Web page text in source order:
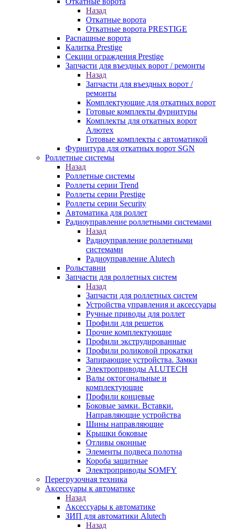
Назад
Откатные ворота
Откатные ворота PRESTIGE
Распашные ворота
Калитка Prestige
Секции ограждения Prestige
Запчасти для въездных ворот / ремонты
Назад
Запчасти для въездных ворот /
ремонты
Комплектующие для откатных ворот
Готовые комплекты фурнитуры
Комплекты для откатных ворот
Алютех
Готовые комплекты с автоматикой
Фурнитура для откатных ворот SGN
Роллетные системы
Назад
Роллетные системы
Роллеты серии Trend
Роллеты серии Prestige
Роллеты серии Security
Автоматика для роллет
Радиоуправление роллетными системами
Назад
Радиоуправление роллетными
системами
Радиоуправление Alutech
Рольставни
Запчасти для роллетных систем
Назад
Запчасти для роллетных систем
Устройства управления и аксессуары
Ручные приводы для роллет
Профили для решеток
Прочие комплектующие
Профили экструдированные
Профили роликовой прокатки
Запирающие устройства. Замки
Электроприводы ALUTECH
Валы октогональные и
комплектующие
Профили концевые
Боковые замки. Вставки.
Направляющие устройства
Шины направляющие
Крышки боковые
Отливы оконные
Элементы подвеса полотна
Короба защитные
Электроприводы SOMFY
Перегрузочная техника
Аксессуары к автоматике
Назад
Аксессуары к автоматике
ЗИП для автоматики Alutech
Назад